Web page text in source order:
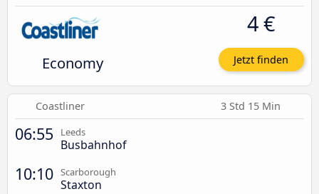
Economy
4 €
Jetzt finden
Coastliner 3 Std 15 Min
06:55 Leeds
Busbahnhof
10:10 Scarborough
Staxton